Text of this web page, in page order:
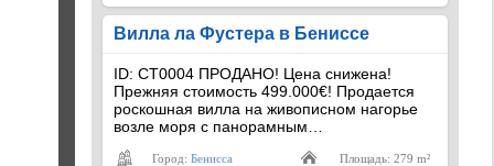
Вилла ла Фустера в Бениссе
ID: CT0004 ПРОДАНО! Цена снижена!
Прежняя стоимость 499.000€! Продается
роскошная вилла на живописном нагорье
возле моря с панорамным…
Город: Бенисса Площадь: 279 m²